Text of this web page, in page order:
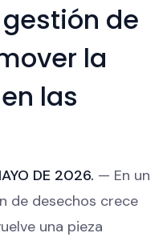
de
la
las
DE 2026. — En un
de desechos crece
una pieza